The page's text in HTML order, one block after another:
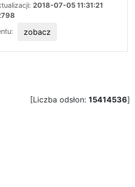
2018-07-05 11:31:21
zobacz
[Liczba odsłon: 15414536]